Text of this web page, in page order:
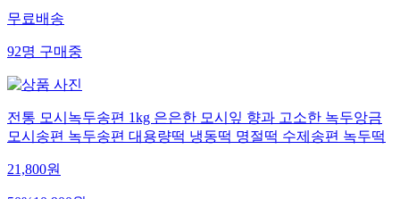
무료배송
92명구매중
전통 모시녹두송편 1kg 은은한 모시잎 향과 고소한 녹두앙금
모시송편 녹두송편 대용량떡 냉동떡 명절떡 수제송편 녹두떡
21,800원